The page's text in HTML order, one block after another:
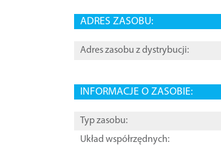
ADRES ZASOBU:
Adres zasobu z dystrybucji:
INFORMACJE O ZASOBIE:
Typ zasobu:
Układ współrzędnych: